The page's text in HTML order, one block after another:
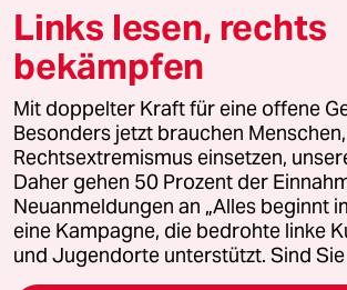
6 Was tun gegen den
Der Urknall
taz
Folgen Sie uns
Links lesen, rechts
bekämpfen
Mit doppelter Kraft für eine offene
Besonders jetzt brauchen
Rechtsextremismus einsetzen,
Daher gehen 50 Prozent der
Neuanmeldungen an „Alles beginnt
eine Kampagne, die bedrohte linke
und Jugendorte unterstützt. Sind